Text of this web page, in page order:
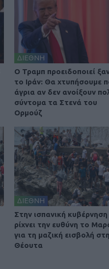
ΔΙΕΘΝΗ
O Τραμπ προειδοποιεί
το Ιράν: Θα χτυπήσουμε
άγρια αν δεν ανοίξουν
σύντομα τα Στενά του
Ορμούζ
ΔΙΕΘΝΗ
Στην ισπανική κυβέρνηση
ρίχνει την ευθύνη το
για τη μαζική εισβολή στη
Θέουτα